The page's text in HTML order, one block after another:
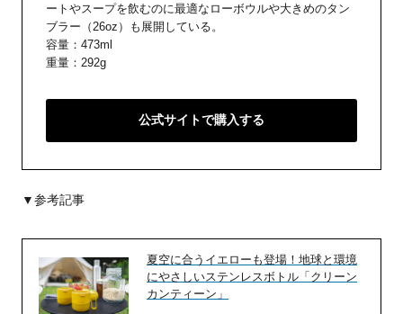
ートやスープを飲むのに最適なローボウルや大きめのタン
ブラー（26oz）も展開している。
容量：473ml
重量：292g
公式サイトで購入する
▼参考記事
夏空に合うイエローも登場！地球と環境
にやさしいステンレスボトル「クリーン
カンティーン」